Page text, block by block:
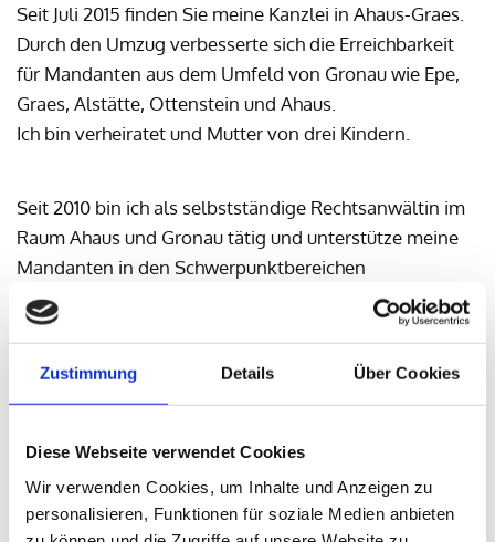
Zustimmung Details Über Cookies
Diese Webseite verwendet Cookies
Wir verwenden Cookies, um Inhalte und Anzeigen zu
personalisieren, Funktionen für soziale Medien anbieten
Seit Juli 2015 finden Sie meine Kanzlei in Ahaus-Graes.
Durch den Umzug verbesserte sich die Erreichbarkeit
für Mandanten aus dem Umfeld von Gronau wie Epe,
Graes, Alstätte, Ottenstein und Ahaus.
Ich bin verheiratet und Mutter von drei Kindern.
Seit 2010 bin ich als selbstständige Rechtsanwältin im
Raum Ahaus und Gronau tätig und unterstütze meine
Mandanten in den Schwerpunktbereichen
Familienrecht
. Im Strafrecht helfe ich
Ihnen bei der Verteidigung und der Nebenklage, also
Im Familienrecht sind alle Bereiche vom
Scheidung, der Trennungsunterhalt, der nacheheliche
Unterhalt, der Zugewinn, der Kindesunterhalt, das
Sorgerecht, das Aufenthaltsbestimmungsrecht und das
Umgangsrecht.Weitere Rechtsgebieteumfassen unter